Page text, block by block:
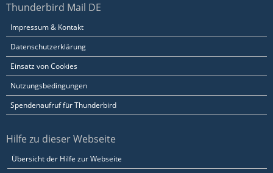
Thunderbird Mail DE
Impressum & Kontakt
Datenschutzerklärung
Einsatz von Cookies
Nutzungsbedingungen
Spendenaufruf für Thunderbird
Hilfe zu dieser Webseite
Übersicht der Hilfe zur Webseite